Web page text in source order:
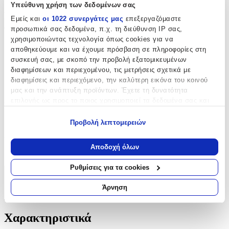
Υπεύθυνη χρήση των δεδομένων σας
Εμείς και οι 1022 συνεργάτες μας επεξεργαζόμαστε
προσωπικά σας δεδομένα, π.χ. τη διεύθυνση IP σας,
χρησιμοποιώντας τεχνολογία όπως cookies για να
αποθηκεύουμε και να έχουμε πρόσβαση σε πληροφορίες στη
συσκευή σας, με σκοπό την προβολή εξατομικευμένων
διαφημίσεων και περιεχομένου, τις μετρήσεις σχετικά με
διαφημίσεις και περιεχόμενο, την καλύτερη εικόνα του κοινού
μας και την ανάπτυξη προϊόντων. Έχετε τη δυνατότητα
Να συλλέξουμε πληροφορίες σχετικά με τη γεωγραφική
σας τοποθεσία, οι οποίες μπορεί να είναι ακριβείς σε
απόσταση μερικών μέτρων
Να αναγνωρίσουμε τη συσκευή σας σαρώνοντας ενεργά
για συγκεκριμένα χαρακτηριστικά (δακτυλικό αποτύπωμα)
Μάθετε περισσότερα σχετικά με τον τρόπο επεξεργασίας των
στηνενότητα “Λεπτομέρειες”
ανακαλέσετε τη συγκατάθεσή σας ανά πάσα στιγμή από τη
Προβολή λεπτομερειών
Αποδοχή όλων
Ρυθμίσεις για τα cookies
Άρνηση
Χαρακτηριστικά
Τύπος:
Μπρελόκ
με Led
Όχι
Χαρακτηριστικά
+
Χαρακτηριστικά